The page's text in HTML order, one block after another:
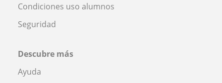
Condiciones uso alumnos
Seguridad
Descubre más
Ayuda